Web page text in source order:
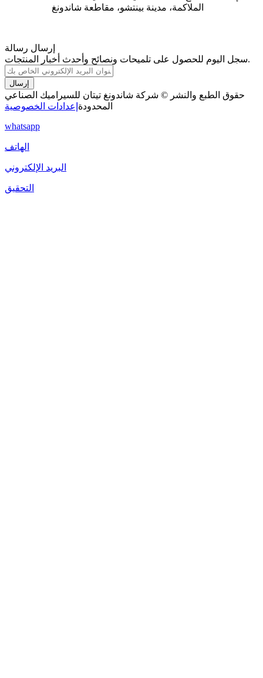
الملاكمة، مدينة بينتشو، مقاطعة شاندونغ
إرسال رسالة
سجل اليوم للحصول على تلميحات ونصائح وأحدث أخبار المنتجات.
إرسال
حقوق الطبع والنشر © شركة شاندونغ تيتان للسيراميك الصناعي
المحدودة إعدادات الخصوصية
whatsapp
الهاتف
البريد الإلكتروني
التحقيق